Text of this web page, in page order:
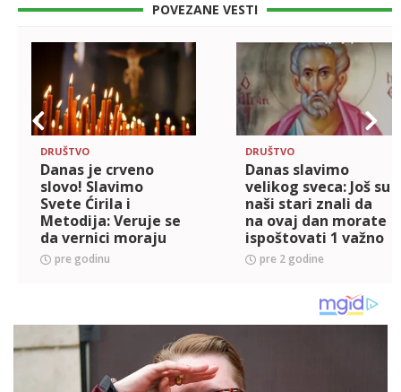
POVEZANE VESTI
DRUŠTVO
Danas je crveno
slovo! Slavimo
Svete Ćirila i
Metodija: Veruje se
da vernici moraju
da se pridržavaju
ovog pravila, a evo
pre godinu
DRUŠTVO
Danas slavimo
velikog sveca: Još su
naši stari znali da
na ovaj dan morate
ispoštovati 1 važno
pre 2 godine